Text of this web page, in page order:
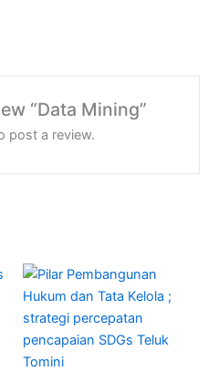
“Data Mining”
post a review.